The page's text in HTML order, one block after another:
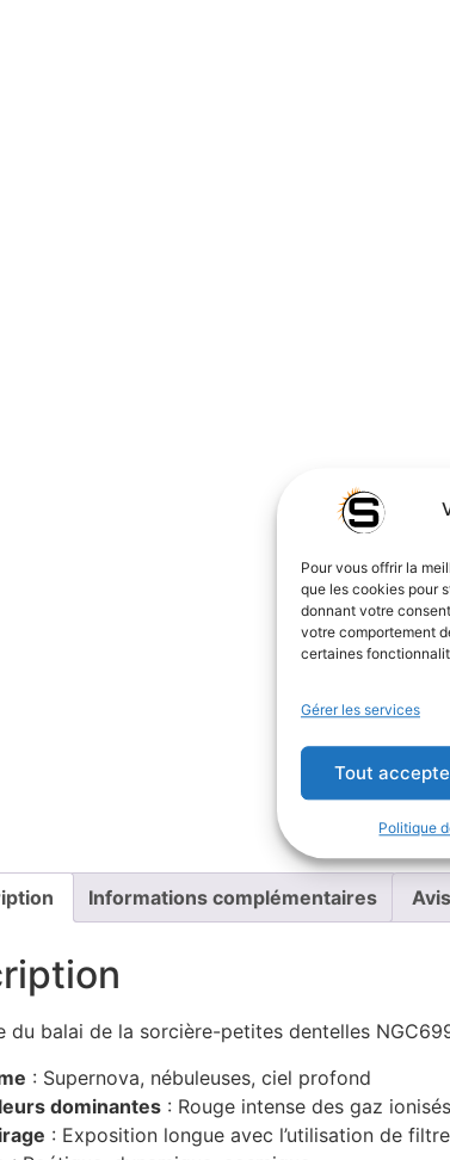
Pour vous offrir la
que les cookies pour
donnant votre
votre comportement
certaines
Gérer les services
Tout
Politique
Informations complémentaires
du balai de la sorcière-petites dentelles
: Supernova, nébuleuses, ciel profond
dominantes : Rouge intense des gaz
: Exposition longue avec l’utilisation de